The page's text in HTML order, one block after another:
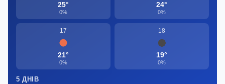
25°
0%
24°
0%
17
21°
0%
18
19°
0%
5 ДНІВ